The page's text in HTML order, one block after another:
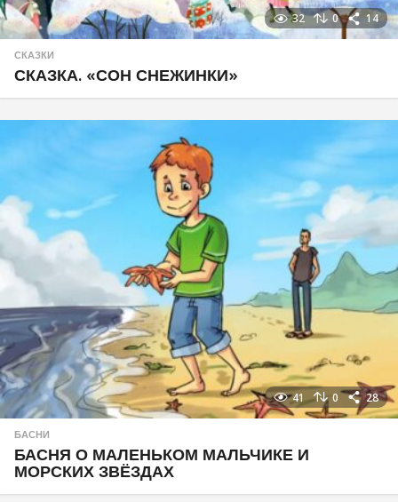
32 0 14
СКАЗКИ
СКАЗКА. «СОН СНЕЖИНКИ»
41 0 28
БАСНИ
БАСНЯ О МАЛЕНЬКОМ МАЛЬЧИКЕ И
МОРСКИХ ЗВЁЗДАХ